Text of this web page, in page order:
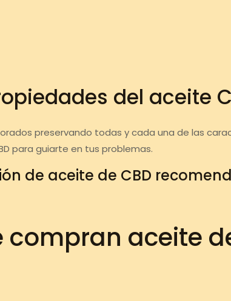
del aceite
preservando todas y cada una de las
para guiarte en tus problemas.
de aceite de CBD
compran aceite